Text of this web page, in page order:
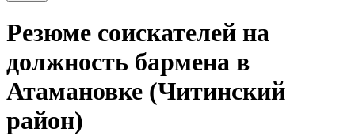
Резюме соискателей на
должность бармена в
Атамановке (Читинский
район)